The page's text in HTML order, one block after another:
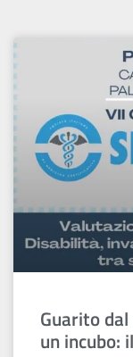
Guarito
un incubo: